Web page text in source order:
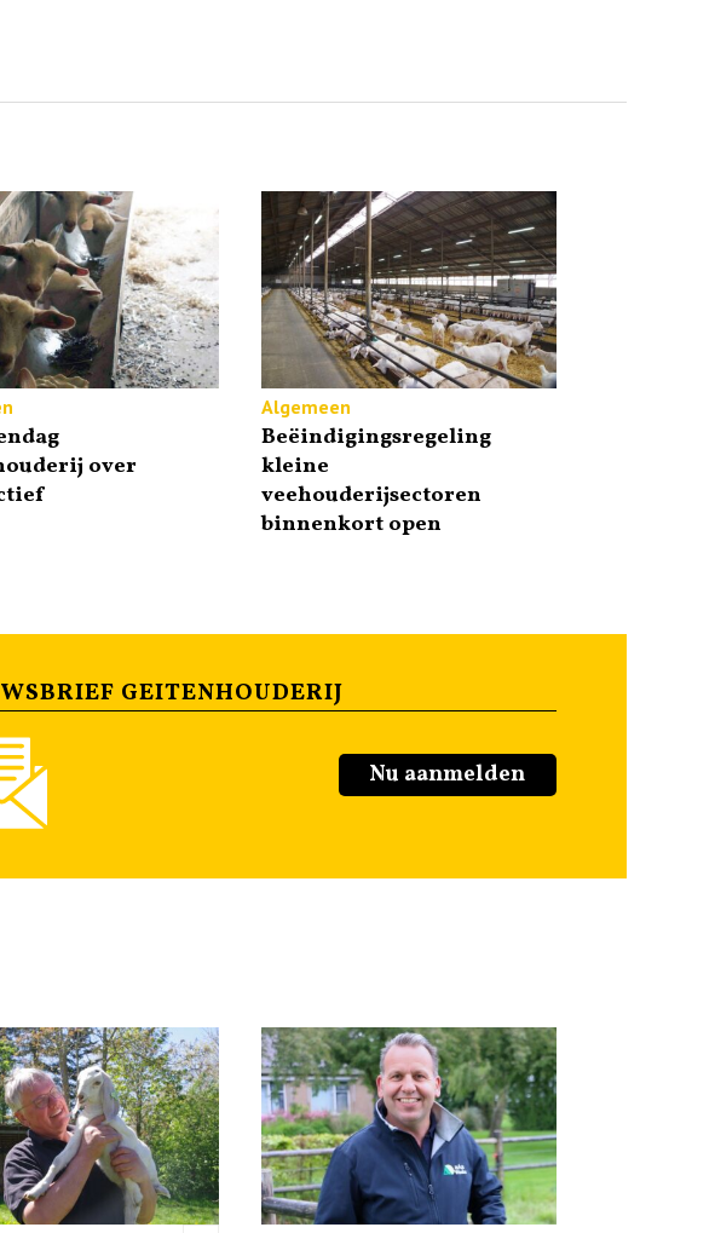
over
Algemeen
Beëindigingsregeling
kleine
veehouderijsectoren
binnenkort open
GEITENHOUDERIJ
Nu aanmelden